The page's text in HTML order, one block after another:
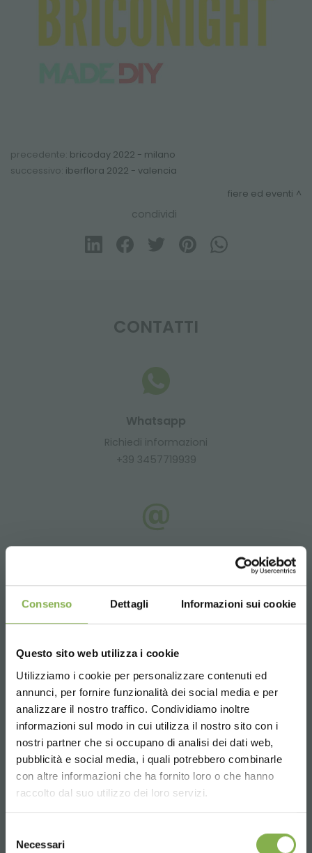
Consenso Dettagli Informazioni sui cookie
Questo sito web utilizza i cookie
Utilizziamo i cookie per personalizzare contenuti ed
annunci, per fornire funzionalità dei social media e per
analizzare il nostro traffico. Condividiamo inoltre
informazioni sul modo in cui utilizza il nostro sito con i
nostri partner che si occupano di analisi dei dati web,
pubblicità e social media, i quali potrebbero combinarle
con altre informazioni che ha fornito loro o che hanno
raccolto dal suo utilizzo dei loro servizi.
delNecessari
precedente: bricoday 2022 - milano
successivo: iberflora 2022 - valencia
fiere ed eventi
condividi
Choose the country you are in and your
language for a better browsing experience
CONTATTI
Whatsapp
Richiedi informazioni
+39 3457719939
Telefono
Dal lunedì al venerdì
08:30 - 13:00
14:00 - 18:30
+39 0376 960311
REGISTRATI E RISPARMIA
SUBITO!
Crea un account e ottieni subito
vantaggi esclusivi:
5 % di scontosul tuo primo ordine *
2 % di sconto sempresu tutti i tuoi acquisti